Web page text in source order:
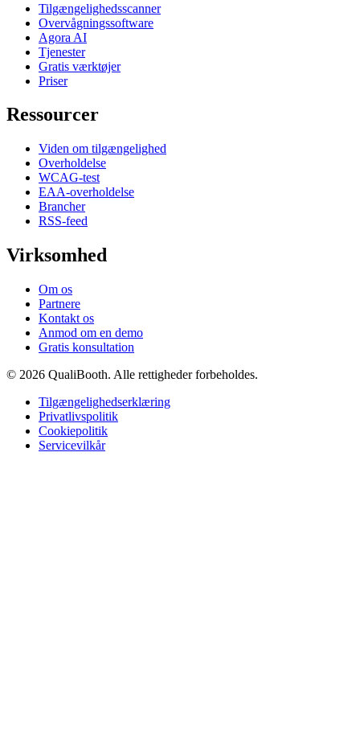
Tilgængelighedsscanner
Overvågningssoftware
Agora AI
Tjenester
Gratis værktøjer
Priser
Ressourcer
Viden om tilgængelighed
Overholdelse
WCAG-test
EAA-overholdelse
Brancher
RSS-feed
Virksomhed
Om os
Partnere
Kontakt os
Anmod om en demo
Gratis konsultation
© 2026 QualiBooth. Alle rettigheder forbeholdes.
Tilgængelighedserklæring
Privatlivspolitik
Cookiepolitik
Servicevilkår